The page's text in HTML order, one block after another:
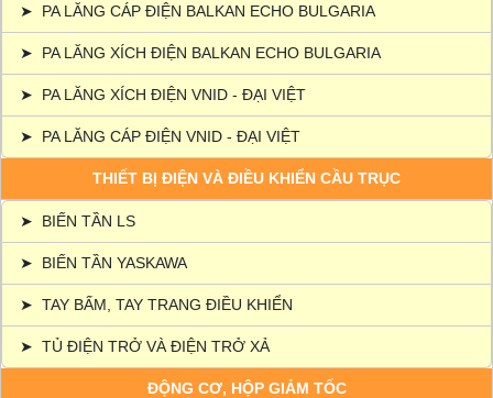
➤ PA LĂNG CÁP ĐIỆN BALKAN ECHO BULGARIA
➤ PA LĂNG XÍCH ĐIỆN BALKAN ECHO BULGARIA
➤ PA LĂNG XÍCH ĐIỆN VNID - ĐẠI VIỆT
➤ PA LĂNG CÁP ĐIỆN VNID - ĐẠI VIỆT
THIẾT BỊ ĐIỆN VÀ ĐIỀU KHIỂN CẦU TRỤC
➤ BIẾN TẦN LS
➤ BIẾN TẦN YASKAWA
➤ TAY BẤM, TAY TRANG ĐIỀU KHIỂN
➤ TỦ ĐIỆN TRỞ VÀ ĐIỆN TRỞ XẢ
ĐỘNG CƠ, HỘP GIẢM TỐC